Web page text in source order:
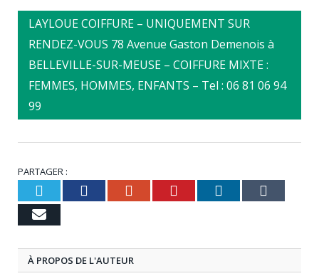
LAYLOUE COIFFURE – UNIQUEMENT SUR
RENDEZ-VOUS 78 Avenue Gaston Demenois à
BELLEVILLE-SUR-MEUSE – COIFFURE MIXTE :
FEMMES, HOMMES, ENFANTS – Tel : 06 81 06 94
99
PARTAGER :
TwitterFacebookGoogle+Pinterest
LinkedIn
Email
À PROPOS DE L'AUTEUR